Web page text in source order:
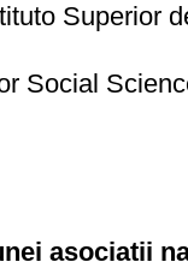
Superior
Social
asociatii